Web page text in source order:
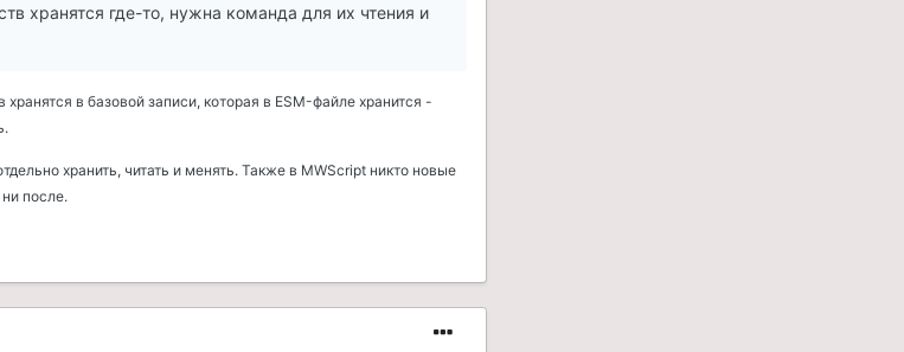
хранятся где-то, нужна команда для их чтения и
в базовой записи, которая в ESM-файле хранится -
хранить, читать и менять. Также в MWScript никто новые
после.